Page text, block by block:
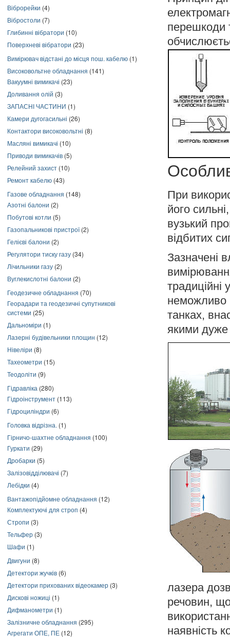
Віброрейки (4)
Вібростоли (7)
Глибинні вібратори (10)
Поверхневі вібратори (23)
Вимірювач відстані до місця пош. кабелю (1)
Високовольтне обладнання (141)
Вакуумні вимикачі (23)
Доливання олій (3)
ЗАПАСНІ ЧАСТИНИ (1)
Камери дугогасильні (26)
Контактори високовольтні (8)
Масляні вимикачі (10)
Приводи вимикачів (5)
Релейний захист (10)
Ремонт кабелю (43)
Газове обладнання (148)
Азотні балони (2)
Побутові котли (5)
Газопальникові пристрої(2)
Гелієві балони (2)
Регулятори тиску газу (34)
Лічильники газу (2)
Вуглекислотні балони (2)
Геодезичне обладнання (70)
Георадари та геодезичні супутникові
системи (25)
Дальноміри (1)
Лазерні будівельники площин (12)
Нівеліри (8)
Тахеометри (15)
Теодоліти (9)
Гідравліка (280)
Гідроінструмент (113)
Гідроциліндри (6)
Головка відрізна. (1)
Гірничо-шахтне обладнання (100)
Гуркати (29)
Дробарки (5)
Залізовідділювачі (7)
Лебідки (4)
Вантажопідйомне обладнання (12)
Комплектуючі для строп (4)
Стропи (3)
Тельфер (3)
Шафи (1)
Двигуни (8)
Детектори жучків (6)
Детектори прихованих відеокамер (3)
Дискові ножиці (1)
Дифманометри (1)
Залізничне обладнання (295)
Агрегати ОПЕ, ПЕ (12)
перешкоди
При
його
вузький
відбитих
Зазначені
традиційні
неможливо
танках,
якими дуже
лазера
речовин,
наявність